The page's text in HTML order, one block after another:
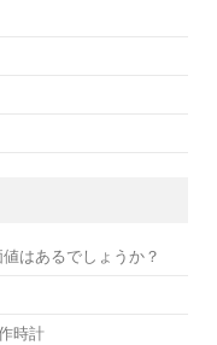
はあるでしょうか？
時計